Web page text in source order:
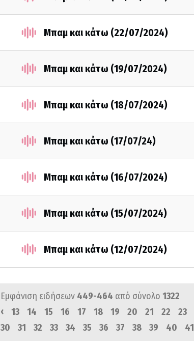
Μπαμ και κάτω (22/07/2024)
Μπαμ και κάτω (19/07/2024)
Μπαμ και κάτω (18/07/2024)
Μπαμ και κάτω (17/07/24)
Μπαμ και κάτω (16/07/2024)
Μπαμ και κάτω (15/07/2024)
Μπαμ και κάτω (12/07/2024)
Εμφάνιση ειδήσεων 449-464 από σύνολο 1322
‹
13 14 15 16 17 18 19 20 21 22 23
30
31 32 33 34 35 36 37 38 39 40 41